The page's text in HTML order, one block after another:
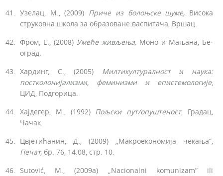
Узелац, М., (2009) Приче из болоњске шуме, Висока
струковна школа за образоване васпитача, Вршац.
Фром, Е., (2008) Умеће живљења, Моно и Мањана, Бе­
оград.
Хардинг, С., (2005) Милтикултуралност и наука:
постколонијализми, феминизми и епистемологије,
ЦИД, Подгорица.
Хајдегер, М., (1992) Пољски пут/опуштеност, Градац,
Чачак.
Цвјетићанин, Д., (2009) „Макроекономија чекања”,
Печат, бр. 76, 14.08, стр. 10.
Sutović, M., (2009a) „Nacionalni komunizam” ili